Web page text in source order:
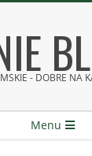
- DOBRE NA
Menu